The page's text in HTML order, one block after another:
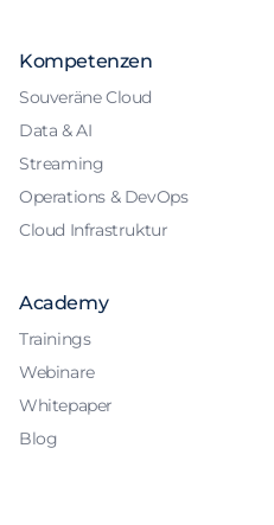
Kompetenzen
Souveräne Cloud
Data & AI
Streaming
Operations & DevOps
Cloud Infrastruktur
Academy
Trainings
Webinare
Whitepaper
Blog